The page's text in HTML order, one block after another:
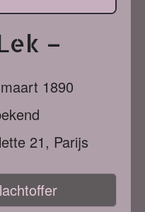
–
1890
21, Parijs